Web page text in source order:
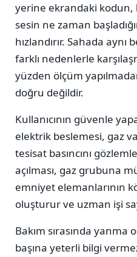
yerine ekrandaki kodun,
sesin ne zaman
hızlandırır. Sahada
farklı nedenlerle
yüzden ölçüm
doğru değildir.
Kullanıcının güvenle
elektrik beslemesi, gaz
tesisat basıncını
açılması, gaz grubuna
emniyet elemanlarının
oluşturur ve uzman işi
Bakım sırasında yanma
başına yeterli bilgi